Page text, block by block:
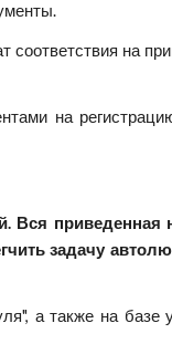
на
на
Вся
задачу
а также на